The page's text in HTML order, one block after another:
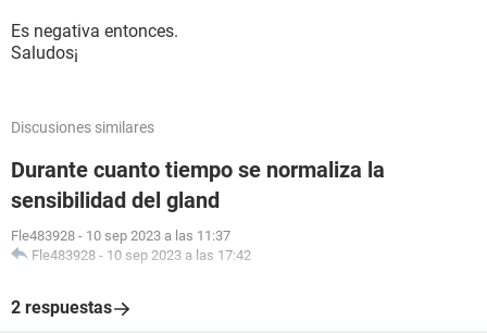
Es negativa entonces.
Saludos¡
Discusiones similares
Durante cuanto tiempo se normaliza la
sensibilidad del gland
Fle483928 - 10 sep 2023 a las 11:37
Fle483928 - 10 sep 2023 a las 17:42
2 respuestas